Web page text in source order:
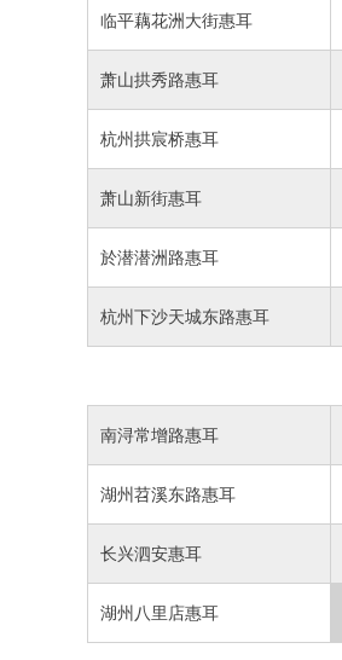
临平藕花洲大街惠耳
萧山拱秀路惠耳
杭州拱宸桥惠耳
萧山新街惠耳
於潜潜洲路惠耳
杭州下沙天城东路惠耳
南浔常增路惠耳
湖州苕溪东路惠耳
长兴泗安惠耳
湖州八里店惠耳